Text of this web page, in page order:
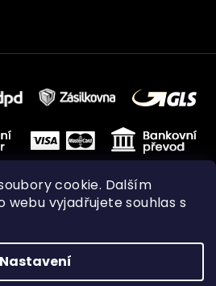
cookie. Dalším
vyjadřujete souhlas s
Nastavení
Vytvořil Shoptet